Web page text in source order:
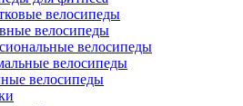
велосипеды
велосипеды
велосипеды
велосипеды
велосипеды